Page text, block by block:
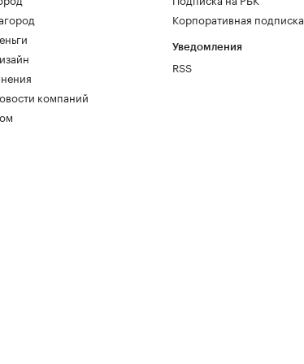
компаний
Корпоративная подписка
Уведомления
RSS